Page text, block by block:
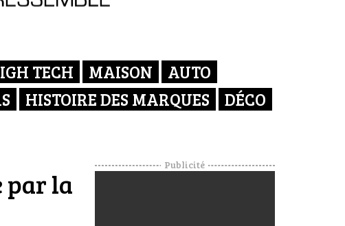
TECH MAISON
AUTO
HISTOIRE DES MARQUES
DÉCO
par la
Publicité